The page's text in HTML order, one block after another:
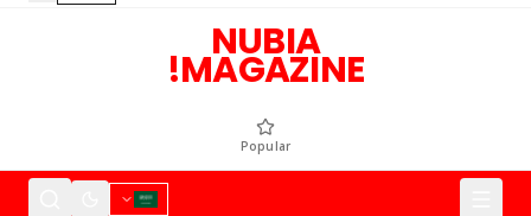
NUBIA
MAGAZINE!
Popular